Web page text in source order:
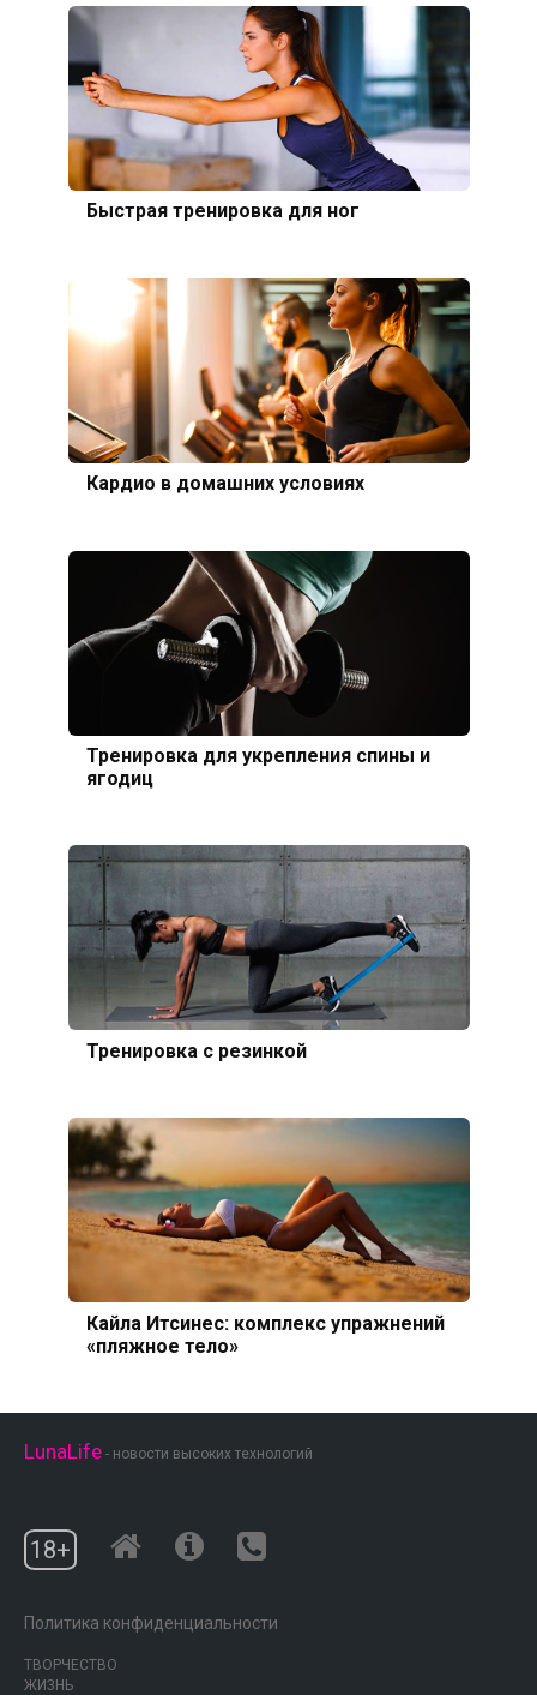
Быстрая тренировка для ног
Кардио в домашних условиях
Тренировка для укрепления спины и
ягодиц
Тренировка с резинкой
Кайла Итсинес: комплекс упражнений
«пляжное тело»
LunaLife - новости высоких технологий
18+
Политика конфиденциальности
ТВОРЧЕСТВО
ЖИЗНЬ